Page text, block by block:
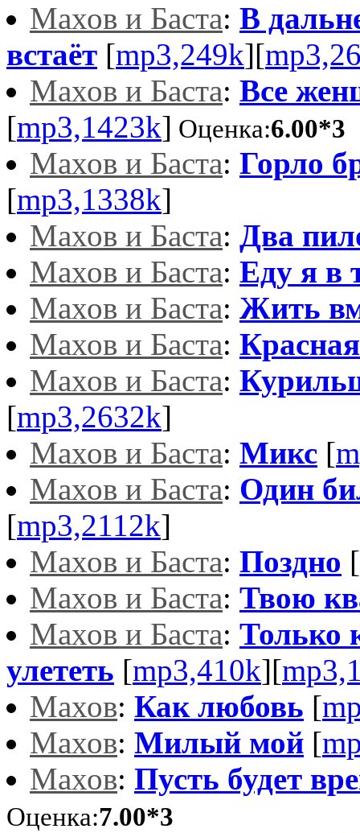
Махов и Баста: В
встаёт [mp3,249k][
Махов и Баста: Все
[mp3,1423k] Оценка:6.00*3
Махов и Баста: Горло
[mp3,1338k]
Махов и Баста: Два
Махов и Баста: Еду я в
Махов и Баста: Жить
Махов и Баста:
Махов и Баста:
[mp3,2632k]
Махов и Баста: Микс [
Махов и Баста: Один
[mp3,2112k]
Махов и Баста: Поздно [
Махов и Баста: Твою
Махов и Баста: Только
улететь [mp3,410k][
Махов: Как любовь [
Махов: Милый мой [
Махов: Пусть будет
Оценка:7.00*3